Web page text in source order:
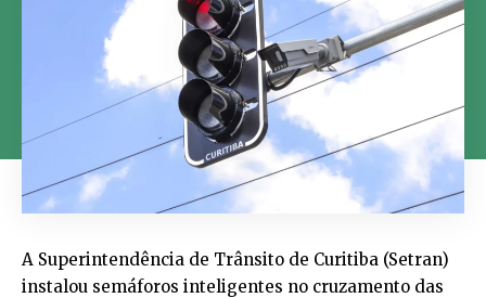
A Superintendência de Trânsito de Curitiba (Setran)
instalou semáforos inteligentes no cruzamento das